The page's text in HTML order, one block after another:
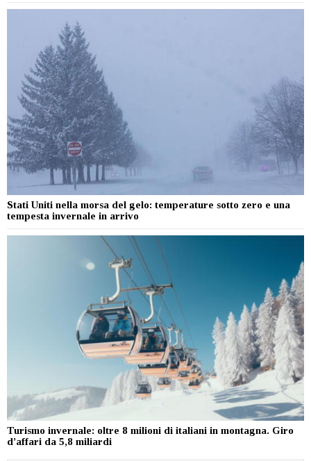
Stati Uniti nella morsa del gelo: temperature sotto zero e una
tempesta invernale in arrivo
Turismo invernale: oltre 8 milioni di italiani in montagna. Giro
d’affari da 5,8 miliardi